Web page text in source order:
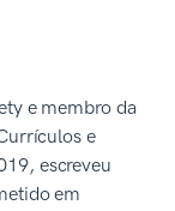
e membro da
e
escreveu
em